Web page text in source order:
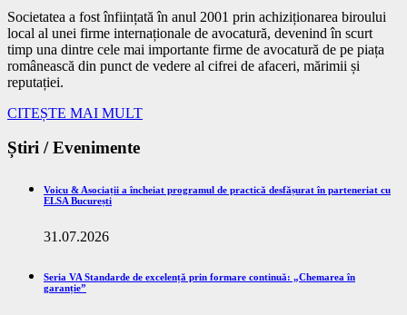
Societatea a fost înființată în anul 2001 prin achiziționarea biroului
local al unei firme internaționale de avocatură, devenind în scurt
timp una dintre cele mai importante firme de avocatură de pe piața
românească din punct de vedere al cifrei de afaceri, mărimii și
reputației.
CITEȘTE MAI MULT
Știri / Evenimente
Voicu & Asociații a încheiat programul de practică desfășurat în parteneriat cu
ELSA București
31.07.2026
Seria VA Standarde de excelență prin formare continuă: „Chemarea în
garanție”